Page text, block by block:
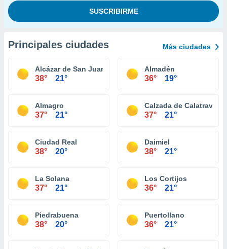
Principales ciudades Más ciudades
Alcázar de San Juan
38° 21°
Almadén
36° 19°
Almagro
37° 21°
Calzada de Calatrava
37° 21°
Ciudad Real
38° 20°
Daimiel
38° 21°
La Solana
37° 21°
Los Cortijos
36° 21°
Piedrabuena
38° 20°
Puertollano
36° 21°